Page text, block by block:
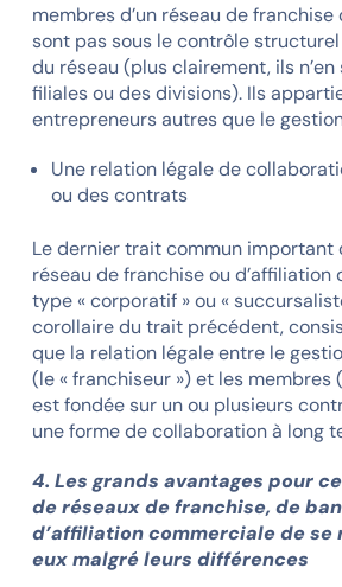
membres d’un réseau de franchise
sont pas sous le contrôle
du réseau (plus clairement, ils
filiales ou des divisions). Ils
entrepreneurs autres que le
Une relation légale de
ou des contrats
Le dernier trait commun important
réseau de franchise ou d’affiliation
type « corporatif » ou «
corollaire du trait précédent,
que la relation légale entre le
(le « franchiseur ») et les membres
est fondée sur un ou plusieurs
une forme de collaboration à long
4. Les grands avantages pour
de réseaux de franchise, de
d’affiliation commerciale de se
eux malgré leurs différences